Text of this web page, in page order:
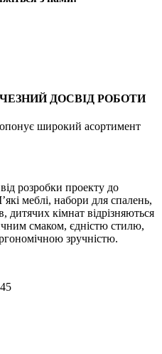
ДОСВІД РОБОТИ
широкий асортимент
розробки проекту до
меблі, набори для спалень,
дитячих кімнат відрізняються
смаком, єдністю стилю,
зручністю.